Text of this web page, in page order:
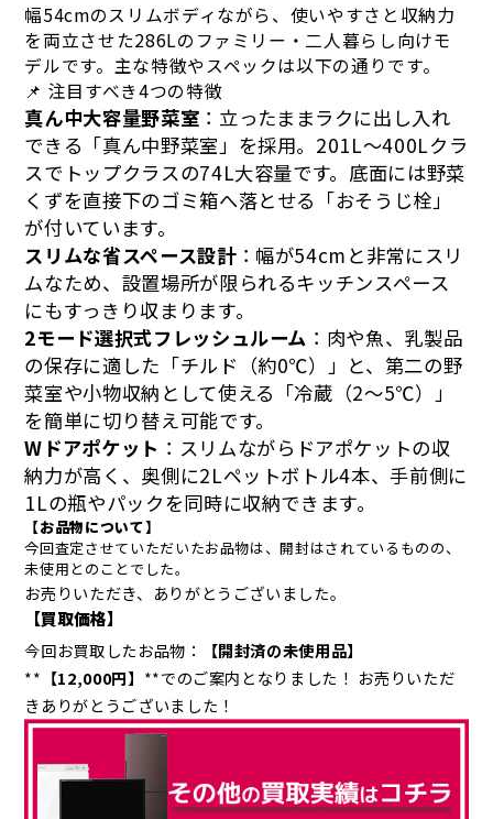
幅54cmのスリムボディながら、使いやすさと収納力
を両立させた286Lのファミリー・二人暮らし向けモ
デルです。主な特徴やスペックは以下の通りです。
📌 注目すべき4つの特徴
真ん中大容量野菜室 ：立ったままラクに出し入れ
できる「真ん中野菜室」を採用。201L〜400Lクラ
スでトップクラスの74L大容量です。底面には野菜
くずを直接下のゴミ箱へ落とせる「おそうじ栓」
が付いています。
スリムな省スペース設計：幅が54cmと非常にスリ
ムなため、設置場所が限られるキッチンスペース
にもすっきり収まります。
2モード選択式フレッシュルーム ：肉や魚、乳製品
の保存に適した「チルド（約0℃）」と、第二の野
菜室や小物収納として使える「冷蔵（2〜5℃）」
を簡単に切り替え可能です。
Wドアポケット ：スリムながらドアポケットの収
納力が高く、奥側に2Lペットボトル4本、手前側に
1Lの瓶やパックを同時に収納できます。
【お品物について】
今回査定させていただいたお品物は、開封はされているものの、
未使用とのことでした。
お売りいただき、ありがとうございました。
【買取価格】
今回お買取したお品物：
【開封済の未使用品】
** 【12,000円】 **でのご案内となりました！ お売りいただ
きありがとうございました！